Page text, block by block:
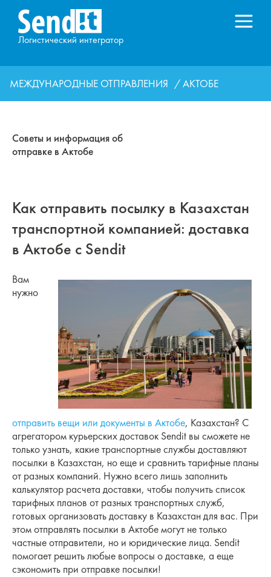
Логистический интегратор
МЕЖДУНАРОДНЫЕ ОТПРАВЛЕНИЯ / АКТОБЕ
Советы и информация об
отправке в Актобе
Как отправить посылку в Казахстан
транспортной компанией: доставка
в Актобе с Sendit
Вам
нужно
отправить вещи или документы в Актобе, Казахстан? С
агрегатором курьерских доставок Sendit вы сможете не
только узнать, какие транспортные службы доставляют
посылки в Казахстан, но еще и сравнить тарифные планы
от разных компаний. Нужно всего лишь заполнить
калькулятор расчета доставки, чтобы получить список
тарифных планов от разных транспортных служб,
готовых организовать доставку в Казахстан для вас. При
этом отправлять посылки в Актобе могут не только
частные отправители, но и юридические лица. Sendit
помогает решить любые вопросы о доставке, а еще
сэкономить при отправке посылки!